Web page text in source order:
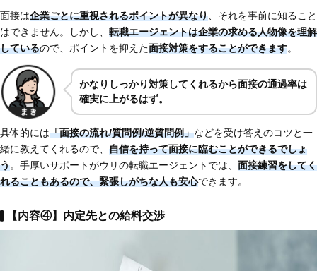
面接は企業ごとに重視されるポイントが異なり 、それを事前に知ること
はできません。しかし、 転職エージェントは企業の求める人物像を理解
しているので、ポイントを抑えた面接対策をすることができます。
かなりしっかり対策してくれるから面接の通過率は
確実に上がるはず。
具体的には「面接の流れ/質問例/逆質問例」などを受け答えのコツと一
緒に教えてくれるので、 自信を持って面接に臨むことができるでしょ
う。手厚いサポートがウリの転職エージェントでは、 面接練習をしてく
れることもあるので、緊張しがちな人も安心できます。
【内容④】内定先との給料交渉